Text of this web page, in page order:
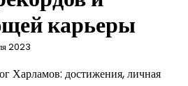
карьеры
2023